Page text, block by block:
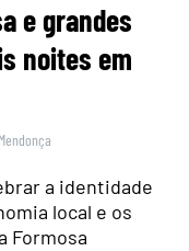
e grandes
noites em
a identidade
local e os
Formosa